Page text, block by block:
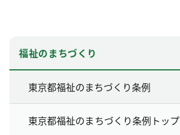
福祉のまちづくり
東京都福祉のまちづくり条例
東京都福祉のまちづくり条例トップ